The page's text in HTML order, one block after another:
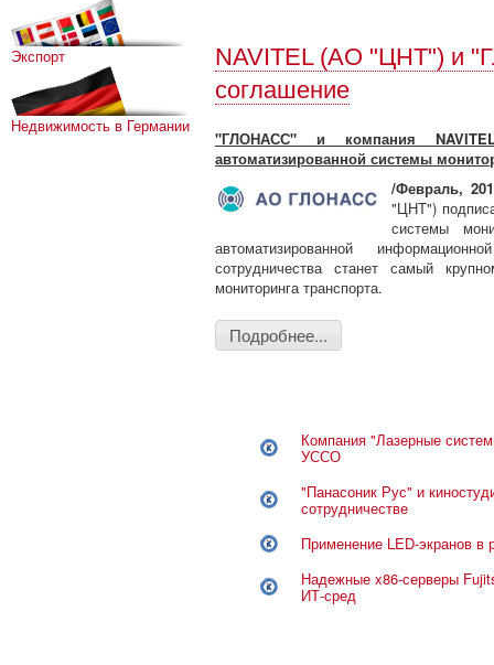
Экспорт
Недвижимость в Германии
NAVITEL (АО "ЦНТ") и
соглашение
"ГЛОНАСС" и компания
автоматизированной системы
/Февраль,
"ЦНТ")
системы
автоматизированной
сотрудничества станет самый
мониторинга транспорта.
Подробнее...
Компания "Лазерные
УССО
"Панасоник Рус" и
сотрудничестве
Применение LED-экранов в
Надежные x86-серверы
ИТ-сред